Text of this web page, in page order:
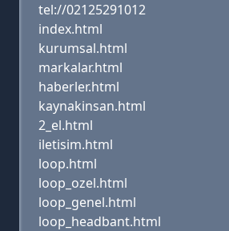
tel://02125291012
index.html
kurumsal.html
markalar.html
haberler.html
kaynakinsan.html
2_el.html
iletisim.html
loop.html
loop_ozel.html
loop_genel.html
loop_headbant.html